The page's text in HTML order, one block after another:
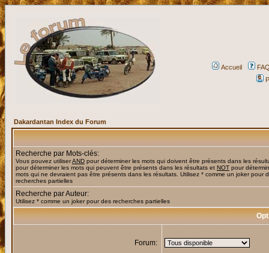
Accueil
Dakardantan Index du Forum
Recherche par Mots-clés:
Vous pouvez utiliserAND pour déterminer les mots qui doivent être présents dans les
pour déterminer les mots qui peuvent être présents dans les résultats et NOT pour
mots qui ne devraient pas être présents dans les résultats. Utilisez * comme un joker pour
recherches partielles
Recherche par Auteur:
Utilisez * comme un joker pour des recherches partielles
Forum: